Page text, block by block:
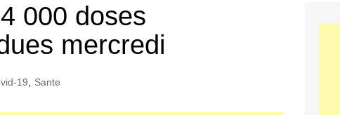
000 doses
mercredi
19 Sante